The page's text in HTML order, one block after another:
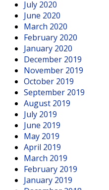
July 2020
June 2020
March 2020
February 2020
January 2020
December 2019
November 2019
October 2019
September 2019
August 2019
July 2019
June 2019
May 2019
April 2019
March 2019
February 2019
January 2019